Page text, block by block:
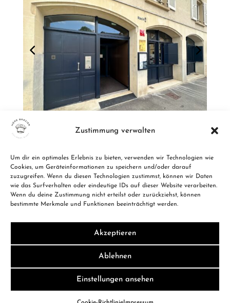
Zustimmung verwalten
Um dir ein optimales Erlebnis zu bieten, verwenden wir Technologien wie
Cookies, um Geräteinformationen zu speichern und/oder darauf
zuzugreifen. Wenn du diesen Technologien zustimmst, können wir Daten
wie das Surfverhalten oder eindeutige IDs auf dieser Website verarbeiten.
Wenn du deine Zustimmung nicht erteilst oder zurückziehst, können
bestimmte Merkmale und Funktionen beeinträchtigt werden.
Akzeptieren
Ablehnen
Einstellungen ansehen
Zu allen Restaurants
© MÈRE BRAZIER 2024